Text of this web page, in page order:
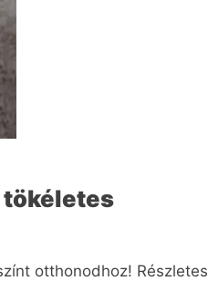
tökéletes
otthonodhoz! Részletes